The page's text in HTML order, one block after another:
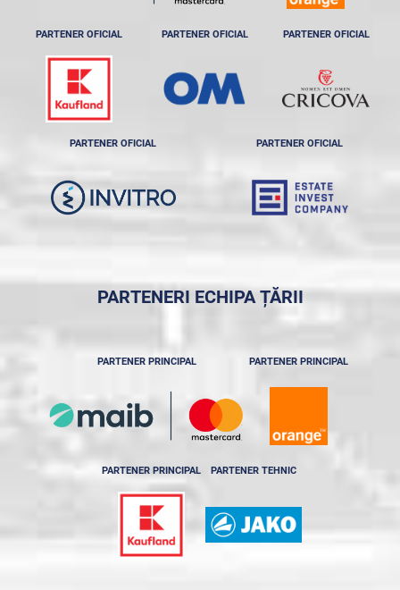
PARTENER OFICIAL PARTENER OFICIAL PARTENER OFICIAL
PARTENER OFICIAL PARTENER OFICIAL
PARTENERI ECHIPA ȚĂRII
PARTENER PRINCIPAL PARTENER PRINCIPAL
PARTENER PRINCIPAL PARTENER TEHNIC